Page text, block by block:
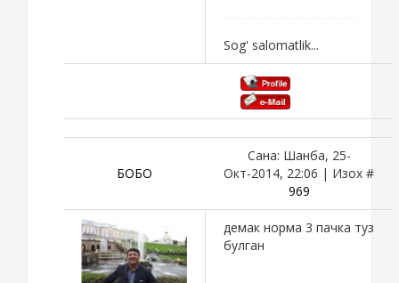
Sog' salomatlik...
БОБО
Сана: Шанба, 25-
Окт-2014, 22:06 | Изох #
969
демак норма 3 пачка туз
булган